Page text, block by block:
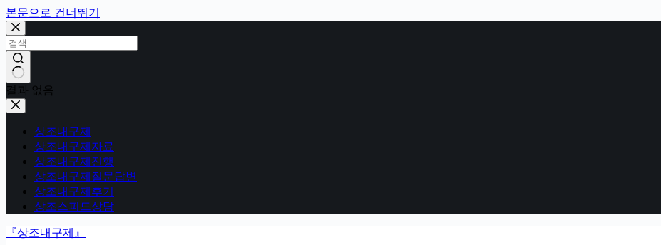
본문으로 건너뛰기
결과 없음
상조내구제
상조내구제자료
상조내구제진행
상조내구제질문답변
상조내구제후기
상조스피드상담
『상조내구제』